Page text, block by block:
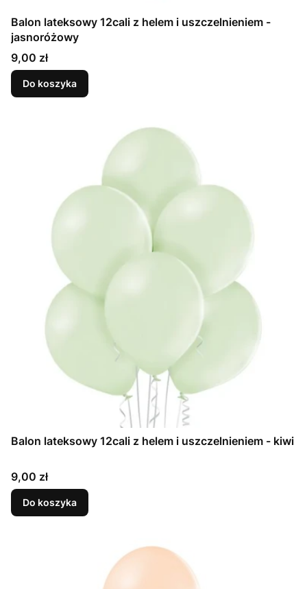
Balon lateksowy 12cali z helem i uszczelnieniem -
jasnoróżowy
Cena
9,00 zł
Do koszyka
Balon lateksowy 12cali z helem i uszczelnieniem - kiwi
Cena
9,00 zł
Do koszyka